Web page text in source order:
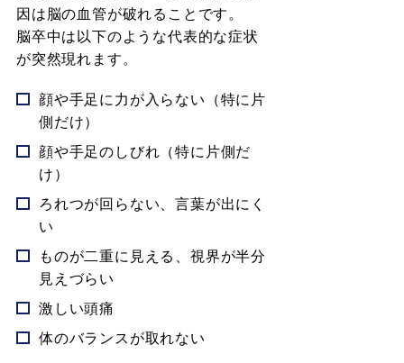
因は脳の血管が破れることです。
脳卒中は以下のような代表的な症状
が突然現れます。
顔や手足に力が入らない（特に片
側だけ）
顔や手足のしびれ（特に片側だ
け）
ろれつが回らない、言葉が出にく
い
ものが二重に見える、視界が半分
見えづらい
激しい頭痛
体のバランスが取れない